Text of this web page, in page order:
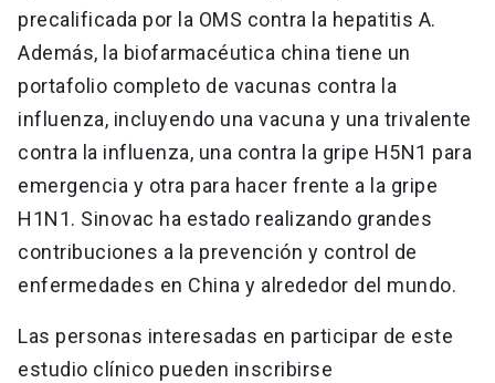
precalificada por la OMS contra la hepatitis A.
Además, la biofarmacéutica china tiene un
portafolio completo de vacunas contra la
influenza, incluyendo una vacuna y una trivalente
contra la influenza, una contra la gripe H5N1 para
emergencia y otra para hacer frente a la gripe
H1N1. Sinovac ha estado realizando grandes
contribuciones a la prevención y control de
enfermedades en China y alrededor del mundo.
Las personas interesadas en participar de este
estudio clínico pueden inscribirse